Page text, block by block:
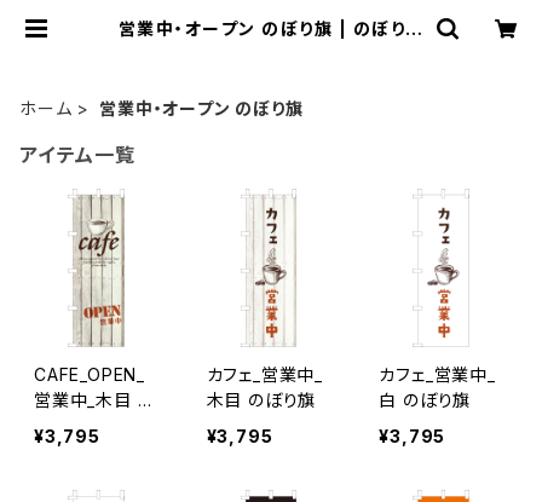
営業中・オープン のぼり旗 | のぼり屋
ホーム 営業中・オープン のぼり旗
アイテム一覧
CAFE_OPEN_
営業中_木目 の
ぼり旗
¥3,795
カフェ_営業中_
木目 のぼり旗
¥3,795
カフェ_営業中_
白 のぼり旗
¥3,795